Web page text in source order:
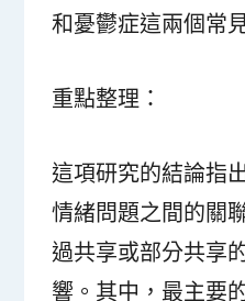
和憂鬱症這兩個常
重點整理：
這項研究的結論指
情緒問題之間的關
過共享或部分共享
響。其中，最主要